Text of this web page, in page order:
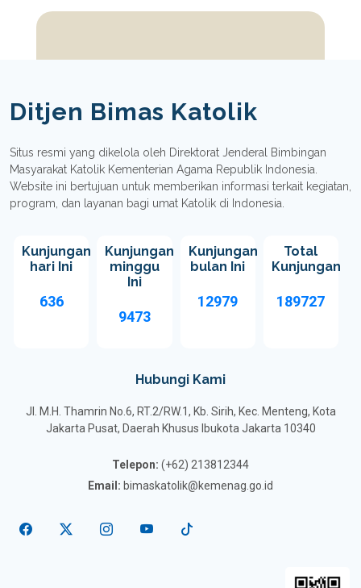
Ditjen Bimas Katolik
Situs resmi yang dikelola oleh Direktorat Jenderal Bimbingan
Masyarakat Katolik Kementerian Agama Republik Indonesia.
Website ini bertujuan untuk memberikan informasi terkait kegiatan,
program, dan layanan bagi umat Katolik di Indonesia.
Kunjungan
hari Ini
636
Kunjungan
minggu
Ini
9473
Kunjungan
bulan Ini
12979
Total
Kunjungan
189727
Hubungi Kami
Jl. M.H. Thamrin No.6, RT.2/RW.1, Kb. Sirih, Kec. Menteng, Kota
Jakarta Pusat, Daerah Khusus Ibukota Jakarta 10340
Telepon: (+62) 213812344
Email: bimaskatolik@kemenag.go.id